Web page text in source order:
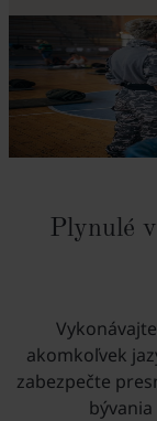
Plynulé
akomkoľvek
zabezpečte